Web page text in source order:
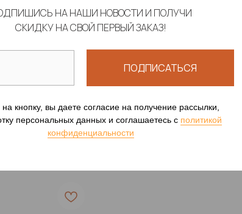
для мужчин
Пляжная одежда для мужчин
НА НАШИ НОВОСТИ И ПОЛУЧИ
СКИДКУ НА СВОЙ ПЕРВЫЙ ЗАКАЗ!
ПОДПИСАТЬСЯ
кнопку, вы даете согласие на получение рассылки,
персональных данных и соглашаетесь c политикой
конфиденциальности